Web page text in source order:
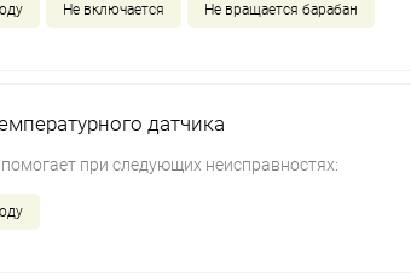
Не включается Не вращается барабан
датчика
помогает при следующих неисправностях: